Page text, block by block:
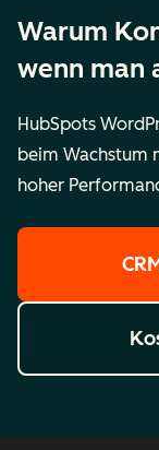
Warum
wenn man
HubSpots
beim Wachstum
hoher